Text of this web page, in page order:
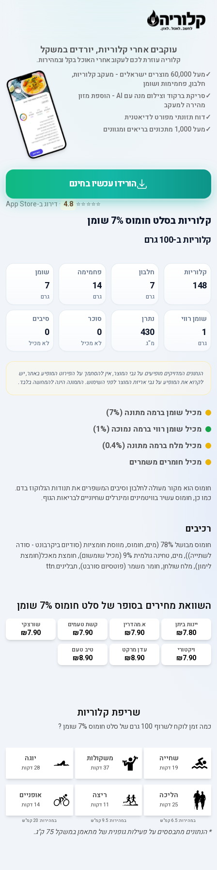
עוקבים אחרי קלוריות, יורדים במשקל
קלוריה עוזרת לכם לעקוב אחרי האוכל בקל ובמהירות.
✓
מעל 60,000 מוצרים ישראלים - מעקב קלוריות,
חלבון, פחמימות ושומן
✓
סריקת ברקוד וצילום מנה עם AI - הוספת מזון
מהירה למעקב
✓דוח תזונתי מפורט לדיאטנית
✓מעל 1,000 מתכונים בריאים ומגוונים
הורידו עכשיו בחינם
⭐⭐⭐⭐⭐
4.8 · דירוג ב-App Store
קלוריותבסלט חומוס 7% שומן
קלוריותב-100 גרם
קלוריות
148
חלבון
7
גרם
פחמימה
14
גרם
שומן
7
גרם
שומן רווי
1
גרם
נתרן
430
מ"ג
סוכר
0
לא מכיל
סיבים
0
לא מכיל
הנתונים המדויקים מופיעים על גבי המוצר, אין להסתמך על הפירוט המופיע באתר, יש
לקרוא את המופיע על גבי אריזת המוצר לפני השימוש. התמונה הינה להמחשה בלבד.
מכיל שומןברמה מתונה (7%)
מכיל שומן רוויברמה נמוכה (1%)
מכיל מלח ברמה מתונה (0.4%)
מכיל חומרים משמרים
חומוס הוא מקור מעולה לחלבון וסיבים המשפרים את תנודות הגלוקוז בדם.
כמו כן, חומוס עשיר בוויטמינים ומינרלים שחיוניים לבריאות הגוף.
רכיבים
חומוס מבושל 78% (מים, חומוס, מווסת חומציות (סודיום ביקרבונט - סודה
לשתייה)), מים, טחינה גולמית 9% (מכיל שומשום), חומצת מאכל(חומצת
לימון), מלח שולחן, חומר משמר (פוטסיום סורבט), תבלינים.ttn
השוואת מחירים בסופר של סלט חומוס 7% שומן
יינות ביתן
₪7.80
א.מהדרין
₪7.90
קשת טעמים
₪7.90
שורצקי
₪7.90
ויקטורי
₪7.90
עדן מרקט
₪8.90
טיב טעם
₪8.90
שריפת קלוריות
כמה זמן לוקח לשרוף 100 גרם של סלט חומוס 7% שומן ?
שחייה
19 דקות
משקולות
37 דקות
יוגה
28 דקות
הליכה
25 דקות
במהירות: 6.5 קמ"ש
ריצה
11 דקות
במהירות: 9.5 קמ"ש
אופניים
14 דקות
במהירות: 20 קמ"ש
* הנתונים מתבססים על פעילות גופנית של מתאמן במשקל75ק"ג.